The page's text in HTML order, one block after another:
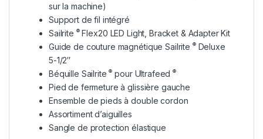
sur la machine)
Support de fil intégré
Sailrite ®Flex20 LED Light, Bracket & Adapter Kit
Guide de couture magnétique Sailrite ®Deluxe
5-1/2″
Béquille Sailrite® pour Ultrafeed®
Pied de fermeture à glissière gauche
Ensemble de pieds à double cordon
Assortiment d’aiguilles
Sangle de protection élastique